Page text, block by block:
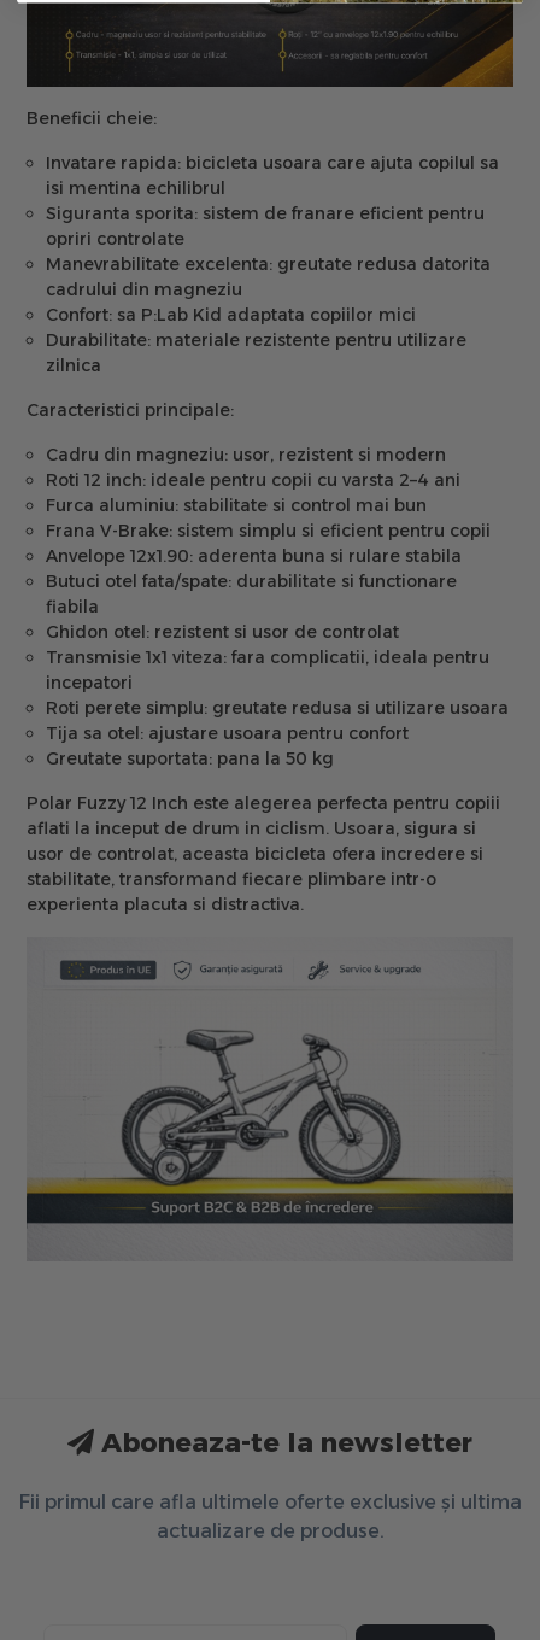
Beneficii cheie:
Invatare rapida: bicicleta usoara care ajuta copilul sa
isi mentina echilibrul
Siguranta sporita: sistem de franare eficient pentru
opriri controlate
Manevrabilitate excelenta: greutate redusa datorita
cadrului din magneziu
Confort: sa P:Lab Kid adaptata copiilor mici
Durabilitate: materiale rezistente pentru utilizare
zilnica
Caracteristici principale:
Cadru din magneziu: usor, rezistent si modern
Roti 12 inch: ideale pentru copii cu varsta 2–4 ani
Furca aluminiu: stabilitate si control mai bun
Frana V-Brake: sistem simplu si eficient pentru copii
Anvelope 12x1.90: aderenta buna si rulare stabila
Butuci otel fata/spate: durabilitate si functionare
fiabila
Ghidon otel: rezistent si usor de controlat
Transmisie 1x1 viteza: fara complicatii, ideala pentru
incepatori
Roti perete simplu: greutate redusa si utilizare usoara
Tija sa otel: ajustare usoara pentru confort
Greutate suportata: pana la 50 kg
Polar Fuzzy 12 Inch este alegerea perfecta pentru copiii
aflati la inceput de drum in ciclism. Usoara, sigura si
usor de controlat, aceasta bicicleta ofera incredere si
stabilitate, transformand fiecare plimbare intr-o
experienta placuta si distractiva.
Aboneaza-te la newsletter
Fii primul care afla ultimele oferte exclusive și ultima
actualizare de produse.